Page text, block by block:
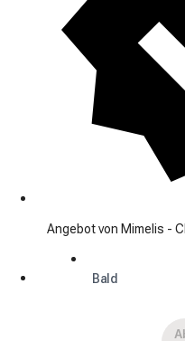
Angebot von Mimelis -
Bald